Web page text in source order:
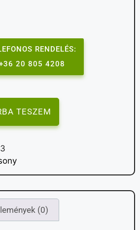
RENDELÉS:
20 805 4208
TESZEM
(0)